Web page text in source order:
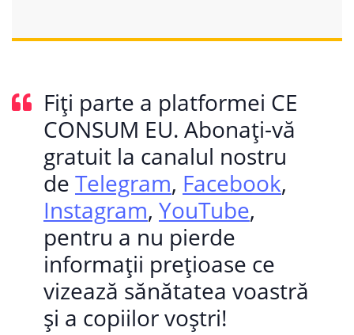
Fiți parte a platformei CE
CONSUM EU. Abonați-vă
gratuit la canalul nostru
de Telegram, Facebook,
Instagram, YouTube,
pentru a nu pierde
informații prețioase ce
vizează sănătatea voastră
și a copiilor voștri!